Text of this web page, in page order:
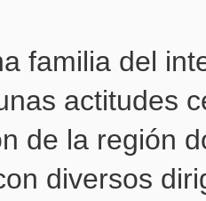
familia del
actitudes
de la región
diversos